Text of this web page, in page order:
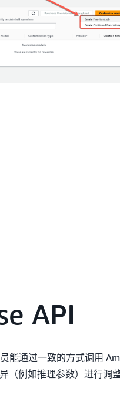
API
能通过一致的方式调用
（例如推理参数）进行调